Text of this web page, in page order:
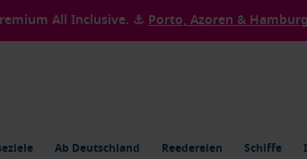
All Inclusive. ⚓ Porto, Azoren &
Ab Deutschland Reedereien Schiffe